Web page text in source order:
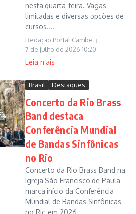
nesta quarta-feira. Vagas
limitadas e diversas opções de
cursos....
Redação Portal Cambé
7 de julho de 2026 10:20
Leia mais
Brasil Destaques
Concerto da Rio Brass
Band destaca
Conferência Mundial
de Bandas Sinfônicas
no Rio
Concerto da Rio Brass Band na
Igreja São Francisco de Paula
marca início da Conferência
Mundial de Bandas Sinfônicas
no Rio em 2026....